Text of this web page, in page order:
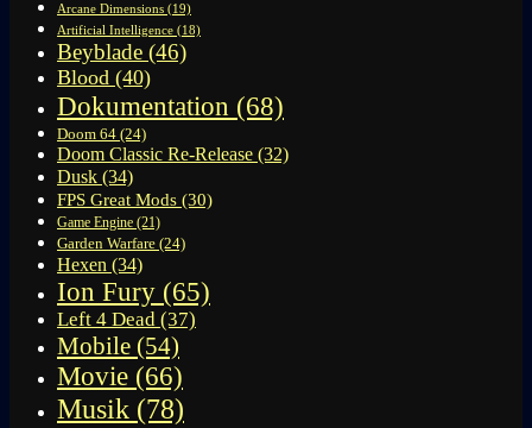
Arcane Dimensions (19)
Artificial Intelligence (18)
Beyblade (46)
Blood (40)
Dokumentation (68)
Doom 64 (24)
Doom Classic Re-Release (32)
Dusk (34)
FPS Great Mods (30)
Game Engine (21)
Garden Warfare (24)
Hexen (34)
Ion Fury (65)
Left 4 Dead (37)
Mobile (54)
Movie (66)
Musik (78)